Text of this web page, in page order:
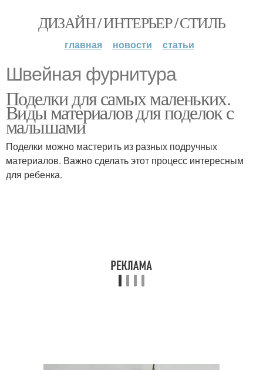
ДИЗАЙН / ИНТЕРЬЕР / СТИЛЬ
главная новости статьи
Швейная фурнитура
Поделки для самых маленьких.
Виды материалов для поделок с
малышами
Поделки можно мастерить из разных подручных
материалов. Важно сделать этот процесс интересным
для ребенка.